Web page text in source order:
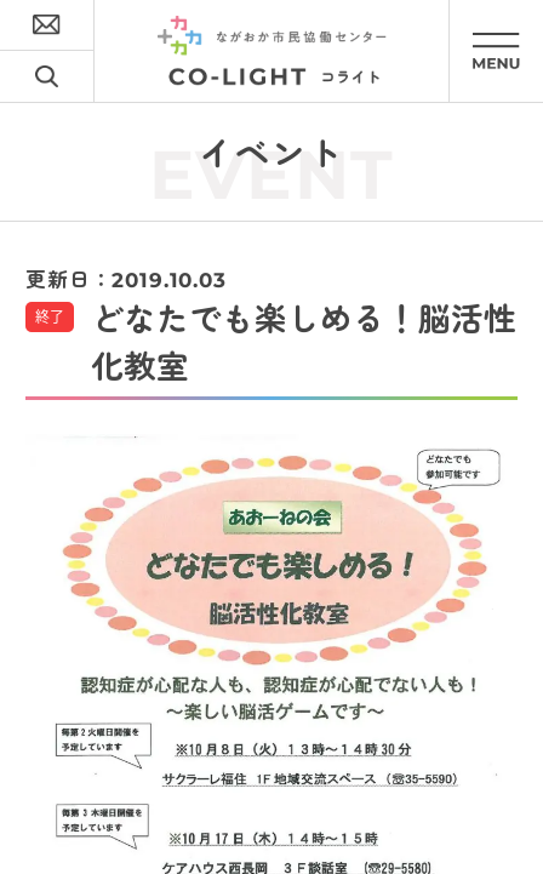
イベント
EVENT
更新日：2019.10.03
終了
どなたでも楽しめる！脳活性
化教室